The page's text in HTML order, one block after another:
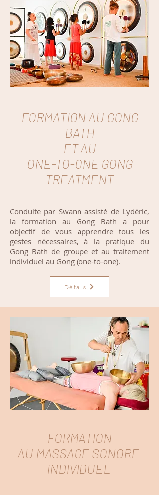
FORMATION AU GONG
BATH
ET AU
ONE-TO-ONE GONG
TREATMENT
Conduite par Swann assisté de Lydéric,
la formation au Gong Bath a pour
objectif de vous apprendre tous les
gestes nécessaires, à la pratique du
Gong Bath de groupe et au traitement
individuel au Gong (one-to-one).
Détails
FORMATION
AU MASSAGE SONORE
INDIVIDUEL